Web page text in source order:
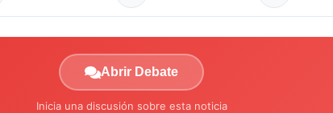
Abrir Debate
Inicia una discusión sobre esta noticia